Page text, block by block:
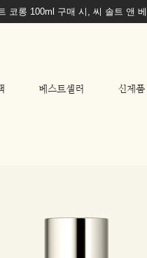
코롱 100ml 구매 시, 씨 솔트 앤
베스트셀러 신제품